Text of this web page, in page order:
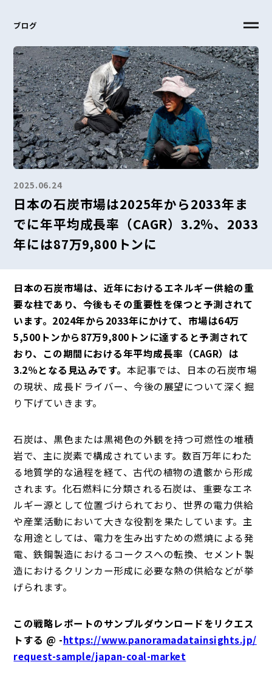
ブログ
2025.06.24
日本の石炭市場は2025年から2033年ま
でに年平均成長率（CAGR）3.2％、2033
年には87万9,800トンに
日本の石炭市場は、近年におけるエネルギー供給の重
要な柱であり、今後もその重要性を保つと予測されて
います。2024年から2033年にかけて、市場は64万
5,500トンから87万9,800トンに達すると予測されて
おり、この期間における年平均成長率（CAGR）は
3.2％となる見込みです。 本記事では、日本の石炭市場
の現状、成長ドライバー、今後の展望について深く掘
り下げていきます。
石炭は、黒色または黒褐色の外観を持つ可燃性の堆積
岩で、主に炭素で構成されています。数百万年にわた
る地質学的な過程を経て、古代の植物の遺骸から形成
されます。化石燃料に分類される石炭は、重要なエネ
ルギー源として位置づけられており、世界の電力供給
や産業活動において大きな役割を果たしています。主
な用途としては、電力を生み出すための燃焼による発
電、鉄鋼製造におけるコークスへの転換、セメント製
造におけるクリンカー形成に必要な熱の供給などが挙
げられます。
この戦略レポートのサンプルダウンロードをリクエス
トする @ -https://www.panoramadatainsights.jp/
request-sample/japan-coal-market